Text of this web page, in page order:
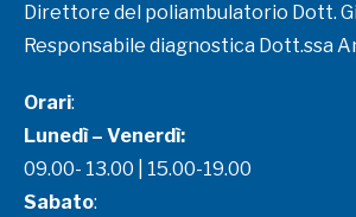
Direttore del poliambulatorio Dott.
Responsabile diagnostica Dott.ssa
Orari:
Lunedì – Venerdì:
09.00- 13.00 | 15.00-19.00
Sabato: